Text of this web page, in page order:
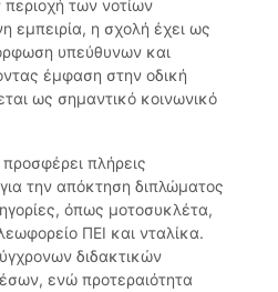
των νοτίων
εμπειρία, η σχολή έχει ως
υπεύθυνων και
έμφαση στην οδική
ως σημαντικό κοινωνικό
πλήρεις
την απόκτηση διπλώματος
όπως μοτοσυκλέτα,
ΠΕΙ και νταλίκα.
διδακτικών
ενώ προτεραιότητα